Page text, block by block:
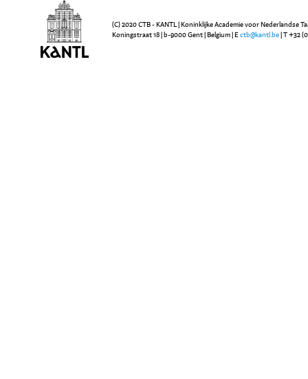
(C) 2020 CTB - KANTL | Koninklijke Academie voor Nederlandse
Koningstraat 18 | b-9000 Gent | Belgium | E ctb@kantl.be | T +32